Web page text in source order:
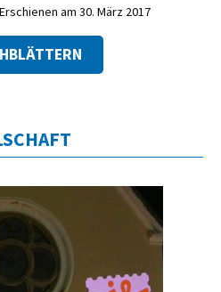
am 30. März 2017